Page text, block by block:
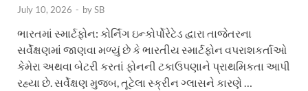
July 10, 2026 - bySB
ભારતમાં સ્માર્ટફોન: કોર્નિંગ ઇન્કોર્પોરેટેડ દ્વારા તાજેતરના
સર્વેક્ષણમાં જાણવા મળ્યું છે કે ભારતીય સ્માર્ટફોન વપરાશકર્તાઓ
કેમેરા અથવા બેટરી કરતાં ફોનની ટકાઉપણાને પ્રાથમિકતા આપી
રહ્યા છે. સર્વેક્ષણ મુજબ, તૂટેલા સ્ક્રીન ગ્લાસને કારણે …